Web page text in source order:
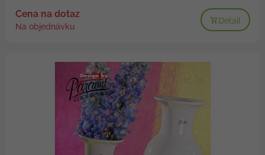
Cena na dotaz
Na objednávku
Detail